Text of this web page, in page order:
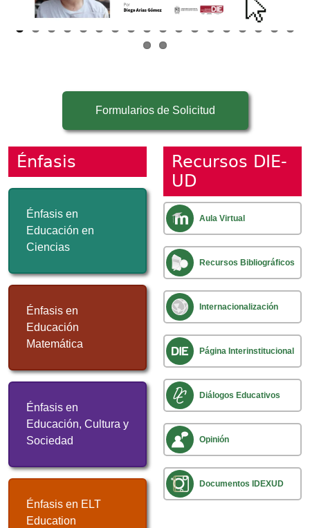
Formularios de Solicitud
Énfasis
Énfasis en
Educación en
Ciencias
Énfasis en
Educación
Matemática
Énfasis en
Educación, Cultura y
Sociedad
Énfasis en ELT
Education
Recursos DIE-
UD
Aula Virtual
Recursos Bibliográficos
Internacionalización
Página Interinstitucional
Diálogos Educativos
Opinión
Documentos IDEXUD